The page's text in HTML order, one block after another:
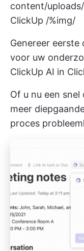
content/
ClickUp /%img/
Genereer
voor uw
ClickUp AI in
Of u nu een
meer
proces